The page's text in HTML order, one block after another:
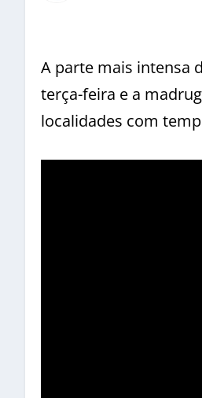
A parte mais intensa
terça-feira e a
localidades com